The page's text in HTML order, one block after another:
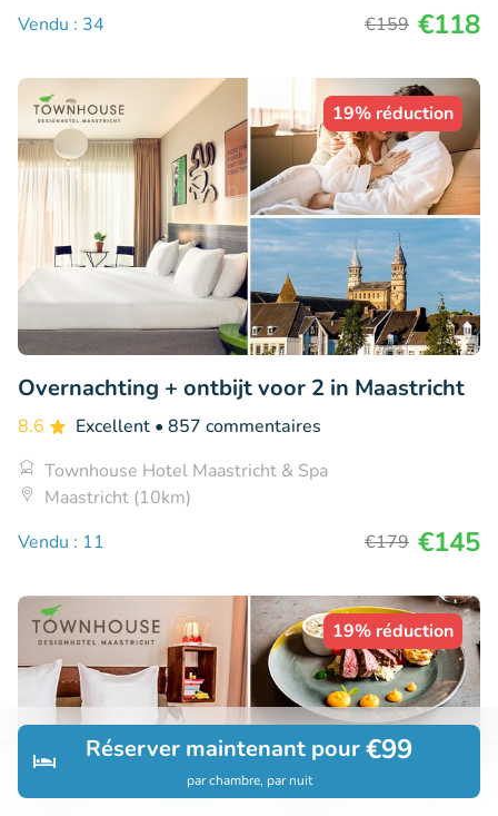
Rechercher Réservations
Réserver maintenant pour€99
par chambre, par nuit
Vendu : 34
€159 €118
19% réduction
Overnachting + ontbijt voor 2 in Maastricht
8.6 Excellent • 857 commentaires
Townhouse Hotel Maastricht & Spa
Maastricht (10km)
Vendu : 11
€179 €145
19% réduction